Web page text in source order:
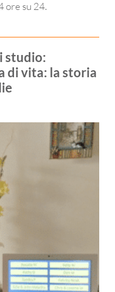
ore su 24.
studio:
di vita: la storia